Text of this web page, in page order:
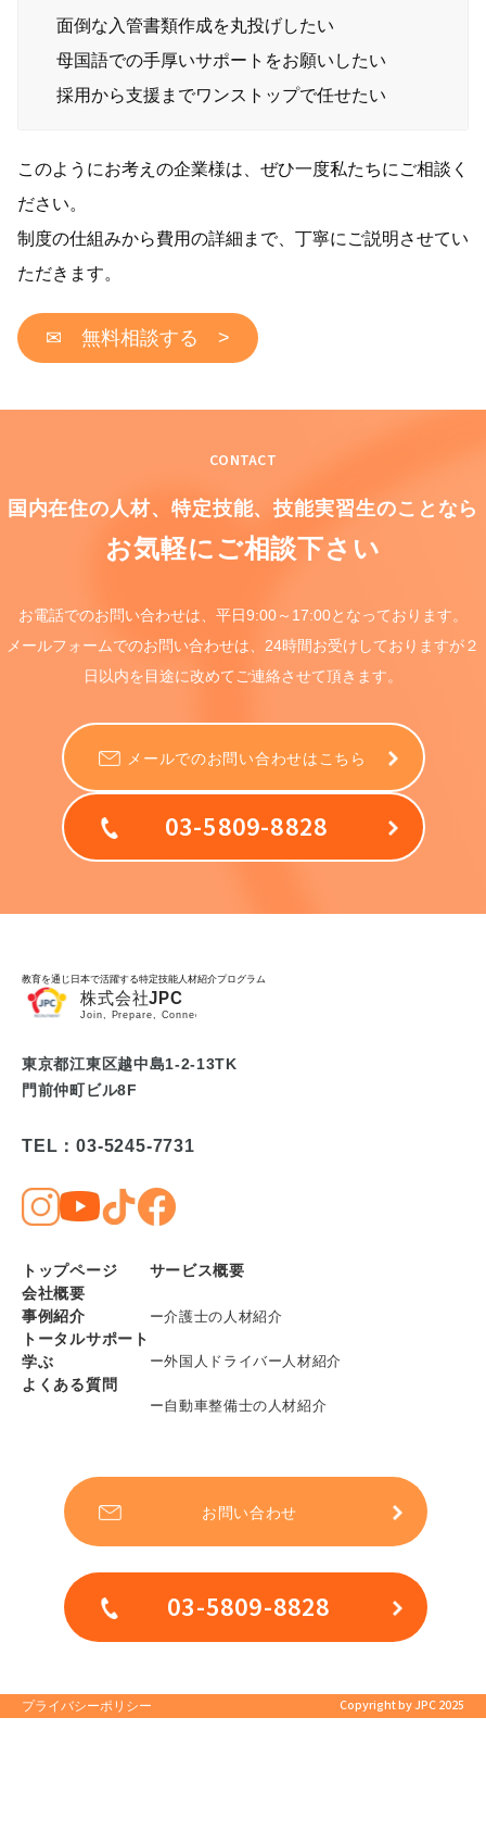
面倒な入管書類作成を丸投げしたい
母国語での手厚いサポートをお願いしたい
採用から支援までワンストップで任せたい
このようにお考えの企業様は、ぜひ一度私たちにご相談く
ださい。
制度の仕組みから費用の詳細まで、丁寧にご説明させてい
ただきます。
✉ 無料相談する >
CONTACT
国内在住の人材、特定技能、技能実習生のことなら
お気軽にご相談下さい
お電話でのお問い合わせは、 平日9:00～17:00となっております。
メールフォームでのお問い合わせは、 24時間お受けしておりますが２
日以内を目途に改めてご連絡させて頂きます。
メールでのお問い合わせはこちら
03-5809-8828
教育を通じ日本で活躍する特定技能人材紹介プログラム
東京都江東区越中島1-2-13TK
門前仲町ビル8F
TEL：03-5245-7731
トップページ
会社概要
事例紹介
トータルサポート
学ぶ
よくある質問
サービス概要
ー介護士の人材紹介
ー外国人ドライバー人材紹介
ー自動車整備士の人材紹介
お問い合わせ
03-5809-8828
プライバシーポリシー Copyright by JPC 2025